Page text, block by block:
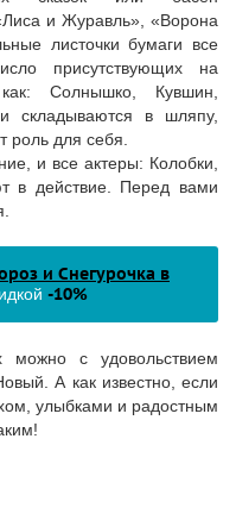
и Журавль», «Ворона
листочки бумаги все
присутствующих на
Солнышко, Кувшин,
складываются в шляпу,
роль для себя.
и все актеры: Колобки,
в действие. Перед вами
и Снегурочка в
-10%
с удовольствием
А как известно, если
улыбками и радостным